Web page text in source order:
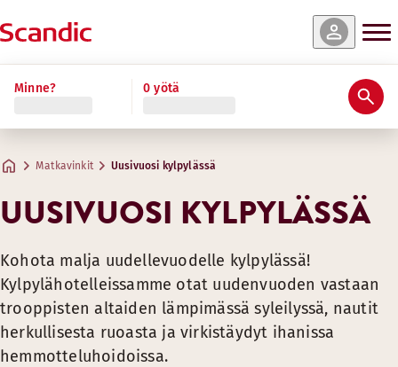
Minne? 0 yötä
Matkavinkit Uusivuosi kylpylässä
UUSIVUOSI KYLPYLÄSSÄ
Kohota malja uudellevuodelle kylpylässä!
Kylpylähotelleissamme otat uudenvuoden vastaan
trooppisten altaiden lämpimässä syleilyssä, nautit
herkullisesta ruoasta ja virkistäydyt ihanissa
hemmotteluhoidoissa.